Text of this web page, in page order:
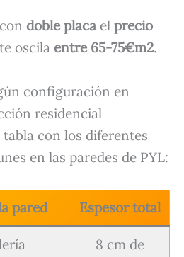
doble placael precio
oscila entre 65-75€m2.
configuración en
residencial
tabla con los diferentes
en las paredes de PYL:
pared Espesor total
8 cm de